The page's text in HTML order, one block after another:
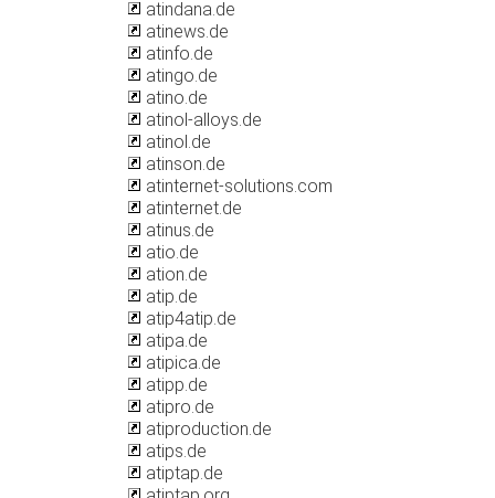
atindana.de
atinews.de
atinfo.de
atingo.de
atino.de
atinol-alloys.de
atinol.de
atinson.de
atinternet-solutions.com
atinternet.de
atinus.de
atio.de
ation.de
atip.de
atip4atip.de
atipa.de
atipica.de
atipp.de
atipro.de
atiproduction.de
atips.de
atiptap.de